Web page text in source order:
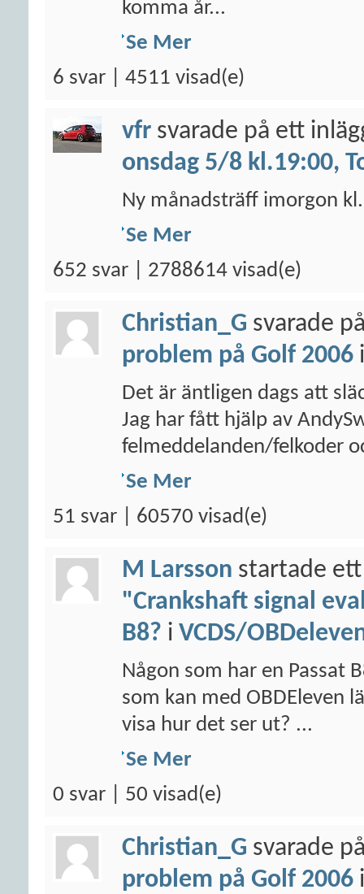
komma år...
Se Mer
6 svar | 4511 visad(e)
vfr svarade på ett
onsdag 5/8 kl.19:00,
Ny månadsträff imorgon
Se Mer
652 svar | 2788614 visad(e)
Christian_G svarade
problem på Golf 2006
Det är äntligen dags att
Jag har fått hjälp av
felmeddelanden/felkoder
Se Mer
51 svar | 60570 visad(e)
M Larsson startade
"Crankshaft signal
B8? i VCDS/
Någon som har en Passat
som kan med OBDEleven
visa hur det ser ut? ...
Se Mer
0 svar | 50 visad(e)
Christian_G svarade
problem på Golf 2006